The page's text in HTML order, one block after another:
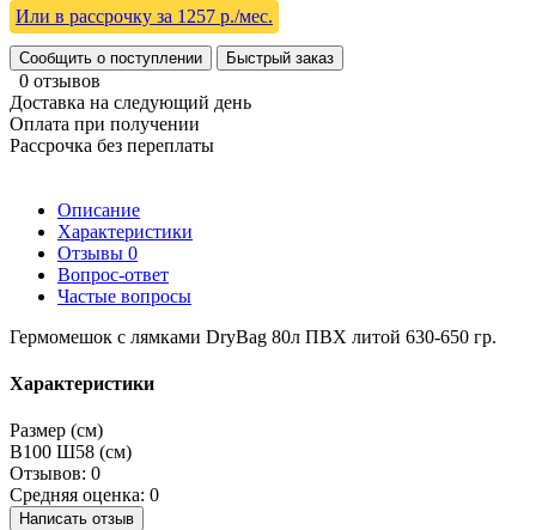
Или в рассрочку за 1257 р./мес.
Сообщить о поступлении Быстрый заказ
0 отзывов
Доставка на следующий день
Оплата при получении
Рассрочка без переплаты
Описание
Характеристики
Отзывы 0
Вопрос-ответ
Частые вопросы
Гермомешок с лямками DryBag 80л ПВХ литой 630-650 гр.
Характеристики
Размер (см)
В100 Ш58 (см)
Отзывов: 0
Средняя оценка: 0
Написать отзыв